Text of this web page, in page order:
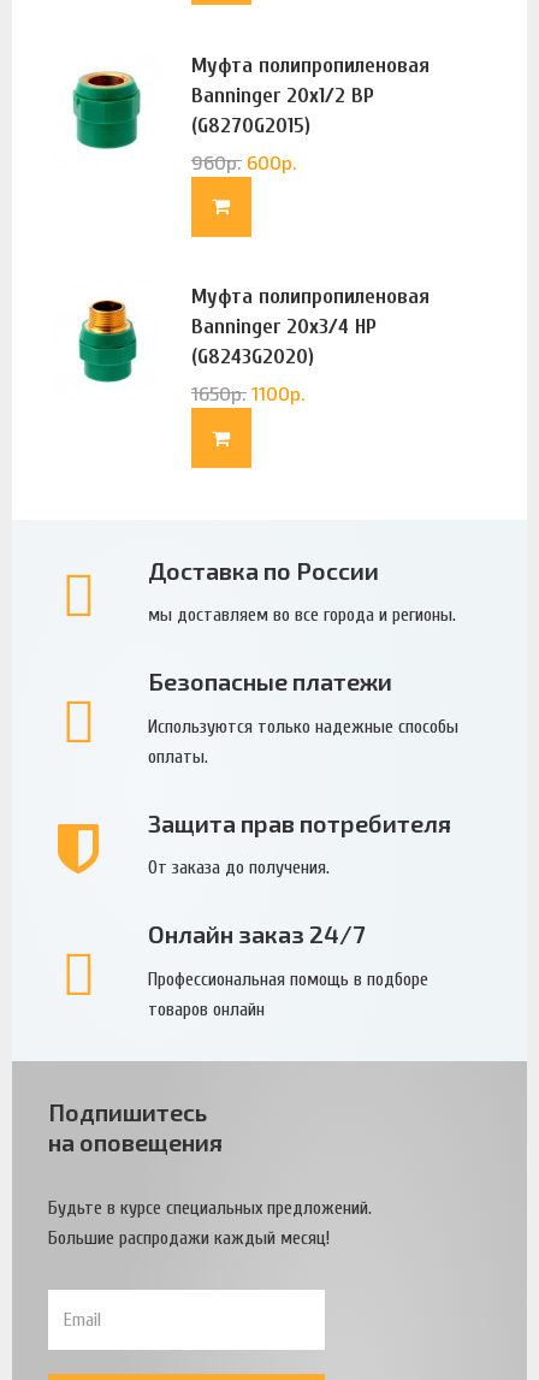
Муфта полипропиленовая
Banninger 20х1/2 ВР
(G8270G2015)
960р. 600р.
Муфта полипропиленовая
Banninger 20х3/4 НР
(G8243G2020)
1650р. 1100р.
Доставка по России
мы доставляем во все города и регионы.
Безопасные платежи
Используются только надежные способы
оплаты.
Защита прав потребителя
От заказа до получения.
Онлайн заказ 24/7
Профессиональная помощь в подборе
товаров онлайн
Подпишитесь
на оповещения
Будьте в курсе специальных предложений.
Большие распродажи каждый месяц!